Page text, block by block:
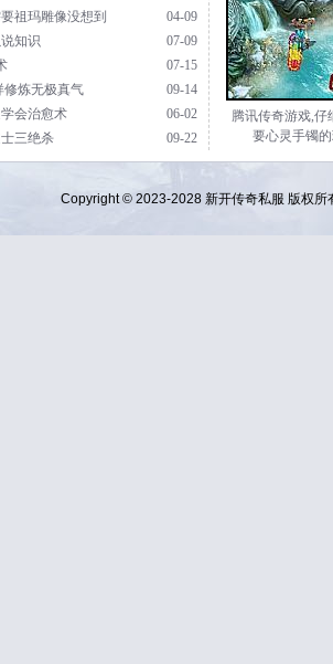
04-09
祖玛雕像没想到
07-09
知识
07-15
09-14
修炼无极真气
06-02
会治愈术
09-22
三绝杀
腾讯传奇游戏,仔
要心灵手镯
Copyright © 2023-2028 新开传奇私服 版权所